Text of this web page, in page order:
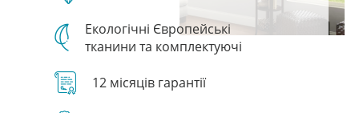
Екологічні Європейські
тканини та комплектуючі
12 місяців гарантії